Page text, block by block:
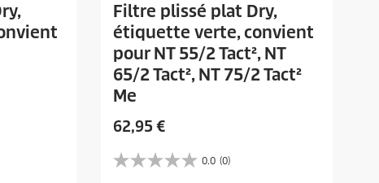
Filtre plissé plat Dry,
étiquette verte, convient
pour NT 55/2 Tact², NT
65/2 Tact², NT 75/2 Tact²
Me
P
i
62,95 €
0.0 (0)
0